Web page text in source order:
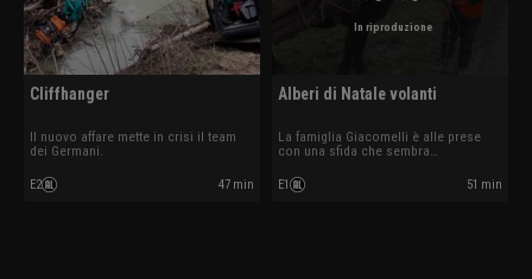
Cliffhanger
Il nuovo affare mette in crisi il team
dei Germani.
E2 47 min
In riproduzione
Alberi di Natale volanti
La famiglia Giacomelli è alle prese
con una sfida che sembra
E1 51 min